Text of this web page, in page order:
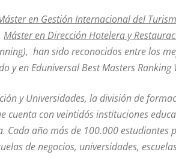
en Gestión Internacional del
Máster en Dirección Hotelera y
), han sido reconocidos entre los
y en Eduniversal Best Masters Ranking
y Universidades, la división de
cuenta con veintidós instituciones
Cada año más de 100.000 estudiantes
de negocios, universidades,